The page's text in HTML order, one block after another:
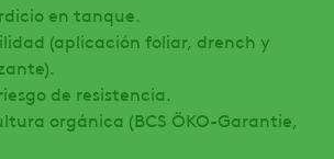
en tanque.
(aplicación foliar, drench y
de resistencia.
orgánica (BCS ÖKO-Garantie,